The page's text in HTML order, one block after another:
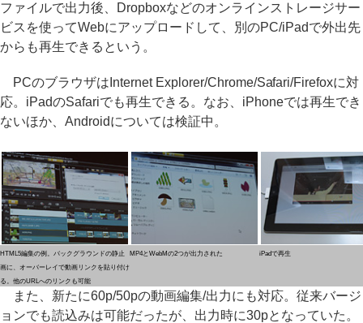
ファイルで出力後、Dropboxなどのオンラインストレージサー
ビスを使ってWebにアップロードして、別のPC/iPadで外出先
からも再生できるという。
PCのブラウザはInternet Explorer/Chrome/Safari/Firefoxに対
応。iPadのSafariでも再生できる。なお、iPhoneでは再生でき
ないほか、Androidについては検証中。
HTML5編集の例。バックグラウンドの静止
画に、オーバーレイで動画リンクを貼り付け
る。他のURLへのリンクも可能
MP4とWebMの2つが出力された iPadで再生
また、新たに60p/50pの動画編集/出力にも対応。従来バージ
ョンでも読込みは可能だったが、出力時に30pとなっていた。